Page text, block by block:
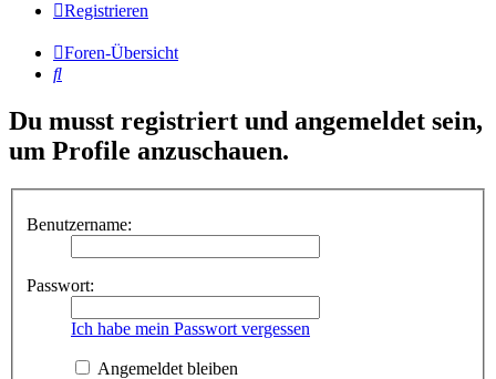
Registrieren
Foren-Übersicht
Suche
Du musst registriert und angemeldet sein,
um Profile anzuschauen.
Benutzername:
Passwort:
Ich habe mein Passwort vergessen
Angemeldet bleiben